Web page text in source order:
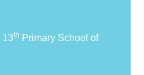
13th Primary School of